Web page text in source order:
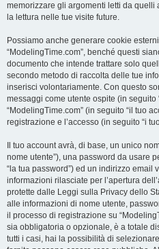
memorizzare gli argomenti letti da
la lettura nelle tue visite future.
Possiamo anche generare cookie
“ModelingTime.com”, benché questi
documento che intende trattare solo
secondo metodo di raccolta delle tue
inserisci volontariamente. Con questo
messaggi come utente ospite (in seguito
“ModelingTime.com” (in seguito “il tuo
registrazione e l’accesso (in seguito “i
Il tuo account avrà, di base, un unico
nome utente”), una password da usare
“la tua password”) ed un indirizzo email
informazioni rilasciate per l’apertura
protette dalle Leggi sulla Privacy dello
alle informazioni di nome utente,
il processo di registrazione su
sia obbligatoria o opzionale, è a totale
tutti i casi, hai la possibilità di